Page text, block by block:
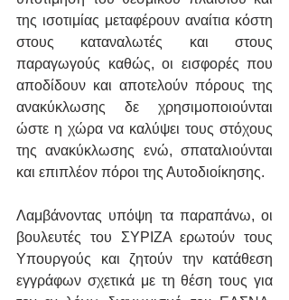
της ισοτιμίας μεταφέρουν αναίτια κόστη
στους καταναλωτές και στους
παραγωγούς καθώς, οι εισφορές που
αποδίδουν και αποτελούν πόρους της
ανακύκλωσης δε χρησιμοποιούνται
ώστε η χώρα να καλύψει τους στόχους
της ανακύκλωσης ενώ, σπαταλιούνται
και επιπλέον πόροι της Αυτοδιοίκησης.
Λαμβάνοντας υπόψη τα παραπάνω, οι
βουλευτές του ΣΥΡΙΖΑ ερωτούν τους
Υπουργούς και ζητούν την κατάθεση
εγγράφων σχετικά με τη θέση τους για